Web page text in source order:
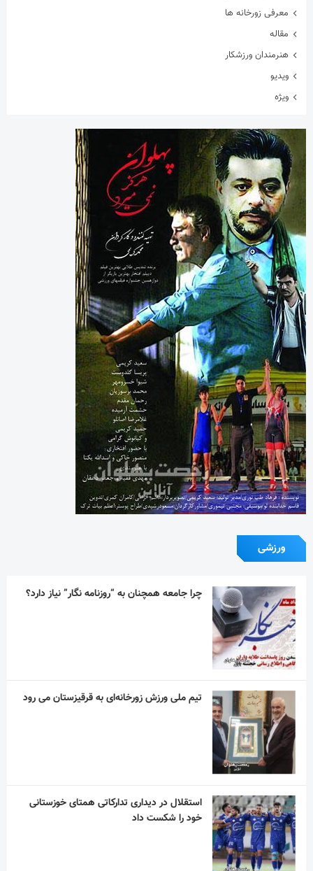
معرفی زورخانه ها
مقاله
هنرمندان ورزشکار
ویدیو
ویژه
ورزشی
چرا جامعه همچنان به “روزنامه نگار” نیاز دارد؟
تیم ملی ورزش زورخانه‌ای به قرقیزستان می رود
استقلال در دیداری تدارکاتی همتای خوزستانی
خود را شکست داد